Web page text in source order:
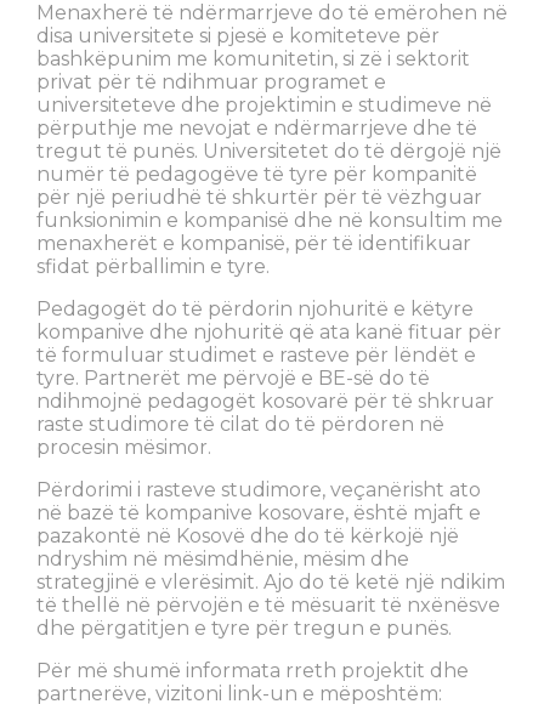
Menaxherë të ndërmarrjeve do të emërohen në
disa universitete si pjesë e komiteteve për
bashkëpunim me komunitetin, si zë i sektorit
privat për të ndihmuar programet e
universiteteve dhe projektimin e studimeve në
përputhje me nevojat e ndërmarrjeve dhe të
tregut të punës. Universitetet do të dërgojë një
numër të pedagogëve të tyre për kompanitë
për një periudhë të shkurtër për të vëzhguar
funksionimin e kompanisë dhe në konsultim me
menaxherët e kompanisë, për të identifikuar
sfidat përballimin e tyre.
Pedagogët do të përdorin njohuritë e këtyre
kompanive dhe njohuritë që ata kanë fituar për
të formuluar studimet e rasteve për lëndët e
tyre. Partnerët me përvojë e BE-së do të
ndihmojnë pedagogët kosovarë për të shkruar
raste studimore të cilat do të përdoren në
procesin mësimor.
Përdorimi i rasteve studimore, veçanërisht ato
në bazë të kompanive kosovare, është mjaft e
pazakontë në Kosovë dhe do të kërkojë një
ndryshim në mësimdhënie, mësim dhe
strategjinë e vlerësimit. Ajo do të ketë një ndikim
të thellë në përvojën e të mësuarit të nxënësve
dhe përgatitjen e tyre për tregun e punës.
Për më shumë informata rreth projektit dhe
partnerëve, vizitoni link-un e mëposhtëm: